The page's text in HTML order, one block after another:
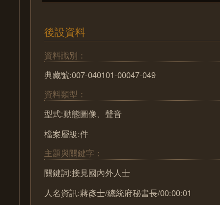
後設資料
資料識別：
典藏號:007-040101-00047-049
資料類型：
型式:動態圖像、聲音
檔案層級:件
主題與關鍵字：
關鍵詞:接見國內外人士
人名資訊:蔣彥士/總統府秘書長/00:00:01